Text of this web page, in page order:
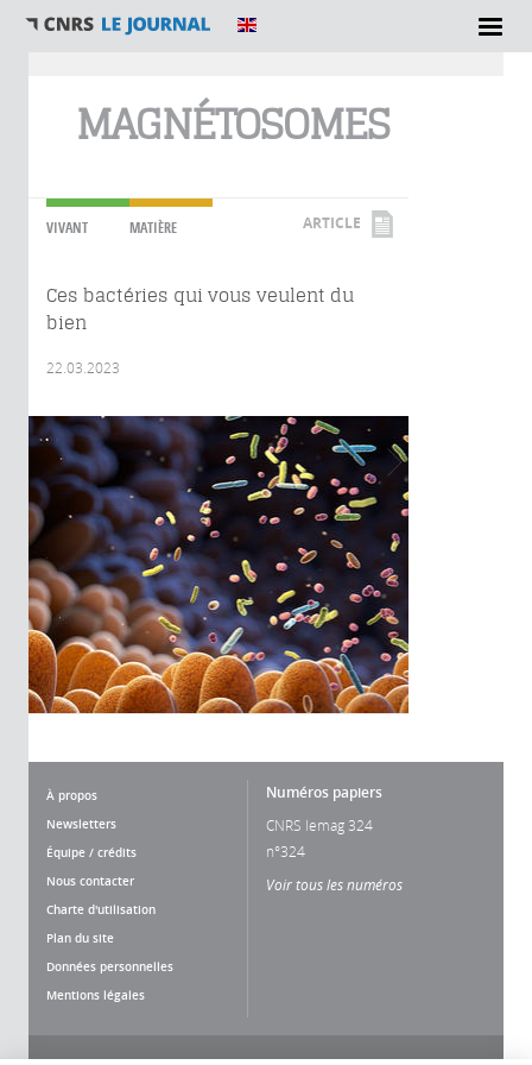
MAGNÉTOSOMES
VIVANT MATIÈRE ARTICLE
Ces bactéries qui vous veulent du
bien
22.03.2023
À propos
Newsletters
Équipe / crédits
Nous contacter
Charte d'utilisation
Plan du site
Données personnelles
Mentions légales
Numéros papiers
CNRS lemag 324
n°324
Voir tous les numéros